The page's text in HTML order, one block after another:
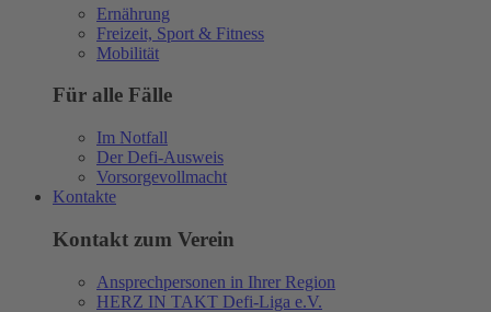
Ernährung
Freizeit, Sport & Fitness
Mobilität
Für alle Fälle
Im Notfall
Der Defi-Ausweis
Vorsorgevollmacht
Kontakte
Kontakt zum Verein
Ansprechpersonen in Ihrer Region
HERZ IN TAKT Defi-Liga e.V.